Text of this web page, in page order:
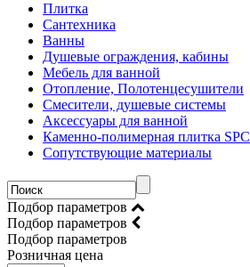
Плитка
Сантехника
Ванны
Душевые ограждения, кабины
Мебель для ванной
Отопление, Полотенцесушители
Смесители, душевые системы
Аксессуары для ванной
Каменно-полимерная плитка SPC
Сопутствующие материалы
Подбор параметров
Подбор параметров
Подбор параметров
Розничная цена